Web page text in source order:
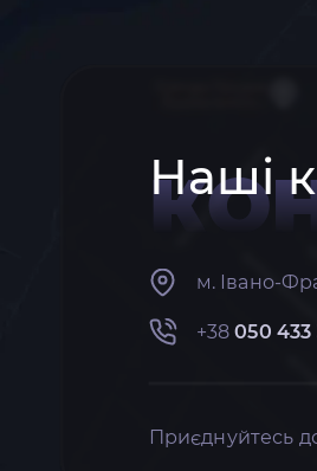
Наші
м. Івано-
+38050 433
Приєднуйтесь